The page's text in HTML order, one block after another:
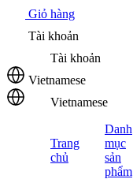
Giỏ hàng
Tài khoản
Tài khoản
Vietnamese
Vietnamese
Trang
chủ
Danh
mục
sản
phẩm